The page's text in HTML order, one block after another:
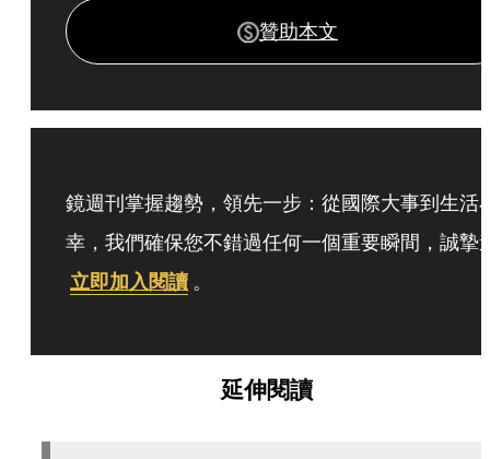
贊助本文
鏡週刊掌握趨勢，領先一步：從國際大事到生活
幸，我們確保您不錯過任何一個重要瞬間，誠摯
立即加入閱讀 。
延伸閱讀